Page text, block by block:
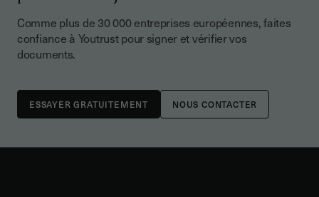
Comme plus de 30 000 entreprises européennes, faites
confiance à Youtrust pour signer et vérifier vos
documents.
NOUS CONTACTER